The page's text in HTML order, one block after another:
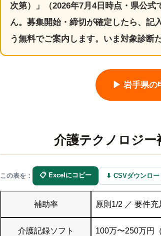
次第）」
（2026年7月4日時点・県公
ん。募集開始・締切が確定したら、記
う無料でご案内 します。いま対象診断
▶ 岩手県の
介護テクノロジー
この表を： 📋 Excelにコピー ⬇ CSVダウンロー
補助率 原則1/2 ／ 要件
介護記録ソフト 100万〜250万円